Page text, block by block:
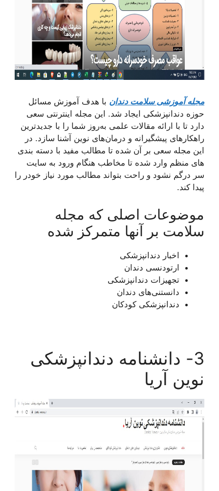
مجله آموزشی سلامت دندان با هدف آموزش مسائل
حوزه دندانپزشکی ایجاد شد. این مجله اینترنتی سعی
دارد تا با ارائه مقالات علمی به‌روز شما را با جدیدترین
راهکارهای پیشگیرانه و درمان‌های نوین آشنا سازد. در
این مجله سعی بر آن شده تا مطالب مفید با دسته بندی
های منظم وارد شده تا مخاطب هنگام ورود به سایت
سر درگم نشود و راحت بتواند مطالب مورد نیاز خودر را
پیدا کند.
موضوعات اصلی که مجله
سلامت بر آنها متمرکز شده
اخبار دندانپزشکی
ارتودنسی دندان
تجهیزات دندانپزشکی
دانستنی‌های دندان
دندانپزشکی کودکان
3- دانشنامه دندانپزشکی
نوین آریا